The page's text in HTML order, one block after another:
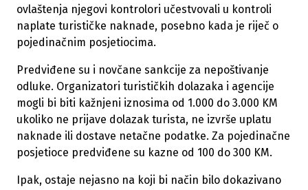
ovlaštenja njegovi kontrolori učestvovali u kontroli
naplate turističke naknade, posebno kada je riječ o
pojedinačnim posjetiocima.
Predviđene su i novčane sankcije za nepoštivanje
odluke. Organizatori turističkih dolazaka i agencije
mogli bi biti kažnjeni iznosima od 1.000 do 3.000 KM
ukoliko ne prijave dolazak turista, ne izvrše uplatu
naknade ili dostave netačne podatke. Za pojedinačne
posjetioce predviđene su kazne od 100 do 300 KM.
Ipak, ostaje nejasno na koji bi način bilo dokazivano